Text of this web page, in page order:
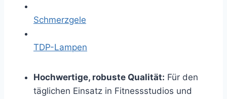
Schmerzgele
TDP-Lampen
Hochwertige, robuste Qualität: Für den
täglichen Einsatz in Fitnessstudios und